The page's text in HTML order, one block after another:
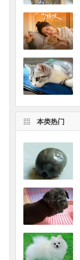
本类热门